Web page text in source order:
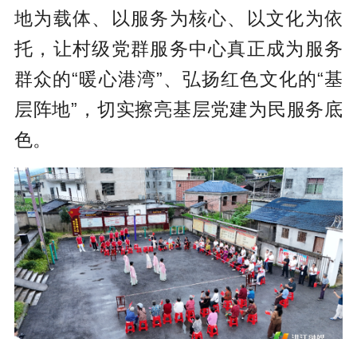
地为载体、以服务为核心、以文化为依
托，让村级党群服务中心真正成为服务
群众的“暖心港湾”、弘扬红色文化的“基
层阵地”，切实擦亮基层党建为民服务底
色。